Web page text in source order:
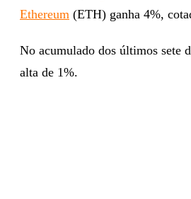
Ethereum (ETH) ganha 4%,
No acumulado dos últimos sete
alta de 1%.